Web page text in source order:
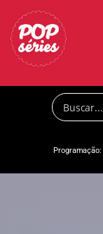
Programação: